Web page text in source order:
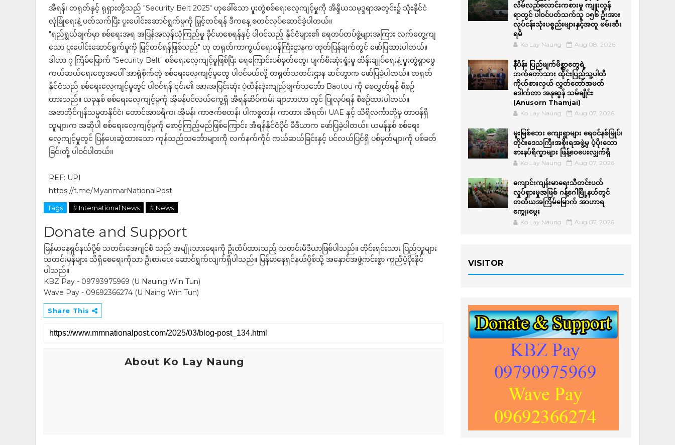
အီရန်၊ တရုတ်နှင့် ရုရှားတို့သည် "Security Belt 2025" ဟုခေါ်သော ပူးတွဲစစ်ရေးလေ့ကျင့်မှုကို အိန္ဒိယသမုဒ္ဒရာအတွင်း၌ သုံးနိုင်ငံ
လုံခြုံရေးနဲ့ ပတ်သက်ပြီး ပူးပေါင်းဆောင်ရွက်မှုကို မြှင့်တင်ရန် ဒီကနေ့ စတင်လုပ်ဆောင်ခဲ့ပါတယ်။
"ရည်ရွယ်ချက်မှာ စစ်ရေးအရ အပြန်အလှန်ယုံကြည်မှု ခိုင်မာစေရန်နှင့် ပါဝင်သည့် နိုင်ငံများ၏ ရေတပ်တပ်ဖွဲ့များအကြား လက်တွေ့ကျ
သော ပူးပေါင်းဆောင်ရွက်မှုကို မြှင့်တင်ရန်ဖြစ်သည်" ဟု တရုတ်ကာကွယ်ရေးဝန်ကြီးဌာနက ထုတ်ပြန်ချက်တွင် ဖော်ပြထားပါတယ်။
ဒါဟာ ၇ ကြိမ်မြောက် "Security Belt" စစ်ရေးလေ့ကျင့်မှုဖြစ်ပြီး ရေကြောင်းပစ်မှတ်တွေ၊ ပျက်စီးဆုံးရှုံးမှု ထိန်းချုပ်ရေးနဲ့ ပူးတွဲရှာဖွေ
ကယ်ဆယ်ရေးတွေအပေါ် အာရုံစိုက်တဲ့ စစ်ရေးလေ့ကျင့်မှုတွေ ပါဝင်မယ်လို့ တရုတ်သတင်းဌာန ဆင်ဟွာက ဖော်ပြခဲ့ပါတယ်။ တရုတ်
နိုင်ငံသည် စစ်ရေးလေ့ကျင့်မှုတွင် ပါဝင်ရန် ၎င်း၏ အားအပြင်းဆုံး ပဲ့ထိန်းဒုံးကျည်ဖျက်သင်္ဘော Baotou ကို စေလွှတ်ရန် စီစဉ်
ထားသည်။ ယခုနှစ် စစ်ရေးလေ့ကျင့်မှုကို အိုမန်ပင်လယ်ကွေ့ရှိ အီရန်ဆိပ်ကမ်း ချာဘာဟာ တွင် ပြုလုပ်ရန် စီစဉ်ထားပါတယ်။
အဇာဘိုင်ဂျန်သမ္မတနိုင်ငံ၊ တောင်အာဖရိက၊ အိုမန်၊ ကာဇက်စတန်၊ ပါကစ္စတန်၊ ကာတာ၊ အီရတ်၊ UAE နှင့် သီရိလင်္ကာတို့မှ တာဝန်ရှိ
သူများက အဆိုပါ စစ်ရေးလေ့ကျင့်မှုကို စောင့်ကြည့်မည်ဖြစ်ကြောင်း အီရန်နိုင်ငံပိုင် မီဒီယာက ဖော်ပြခဲ့ပါတယ်။ ယမန်နှစ် စစ်ရေး
လေ့ကျင့်မှုတွင် ပြန်ပေးဆွဲထားသော ကုန်သည်သင်္ဘောများကို လက်နက်ကိုင် ကယ်ဆယ်ခြင်းနှင့် ပင်လယ်ပြင်ရှိ ပစ်မှတ်များကို ပစ်ခတ်
ခြင်းတို့ ပါဝင်ပါတယ်။
REF: UPI
https://t.me/MyanmarNationalPost
Tags # International News # News
Donate and Support
မြန်မာနေရှင်နယ်ပို့စ် သတင်းအေဂျင်စီ သည် အမျိုးသားရေးကို ဦးထိပ်ထားသည့် သတင်းမီဒီယာဖြစ်ပါသည်။ တိုင်းရင်းသား ပြည်သူများ
သတင်းမှန်များ သိရှိစေရေးကိုသာ ဦးစားပေး ဆောင်ရွက်လျက်ရှိပါသည်။ မြန်မာနေရှင်နယ်ပို့စ်သို့ အနှောင်အဖွဲ့ကင်းစွာ ကူညီပံ့ပိုးနိုင်
ပါသည်။
KBZ Pay - 09793975969 (U Nauing Win Tun)
Wave Pay - 09692366274 (U Naing Win Tun)
Share This
About Ko Lay Naung
လိမ်လည်လောင်းကစားမှု ကျူးလွန်
ရာတွင် ပါဝင်ပတ်သက်သူ ၁၅၆ ဦးအား
လုပ်ငန်းသုံးပစ္စည်းများနှင့်အတူ ဖမ်းဆီး
ရမိ
Ko Lay Naung Aug 08, 2026
နီပိန်း ပြည်ဖျက်မိစ္ဆာတွေရဲ့
ဘက်တော်သား ထိုင်းပြည်သူ့ပါတီ
ကိုယ်စားလှယ် လွှတ်တော်အမတ်
ဒေါက်တာ အနုဆွန် သမ်ချိုင်း
(Anusorn Thamjai)
Ko Lay Naung Aug 07, 2026
မူးမြစ်ဘေး ကျေးရွာများ ရေဝင်နစ်မြုပ်၊
တိုင်းဒေသကြီးအစိုးရအဖွဲ့မှ ပံ့ပိုးသော
စားနပ်ရိက္ခာများ ဖြန့်ဝေပေးလျှက်ရှိ
Ko Lay Naung Aug 07, 2026
ကျောင်းကျန်းမာရေးသီတင်းပတ်
လှုပ်ရှားမှုအဖြစ် ဂန့်ဂေါမြို့နယ်တွင်
တတိယအကြိမ်မြောက် အာဟာရ
ကျွေးမွေး
Ko Lay Naung Aug 07, 2026
VISITOR